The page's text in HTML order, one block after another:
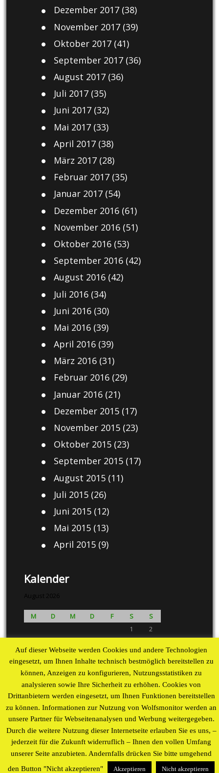
Dezember 2017(38)
November 2017(39)
Oktober 2017(41)
September 2017(36)
August 2017(36)
Juli 2017(35)
Juni 2017(32)
Mai 2017(33)
April 2017(38)
März 2017(28)
Februar 2017(35)
Januar 2017(54)
Dezember 2016(61)
November 2016(51)
Oktober 2016(53)
September 2016(42)
August 2016(42)
Juli 2016(34)
Juni 2016(30)
Mai 2016(39)
April 2016(39)
März 2016(31)
Februar 2016(29)
Januar 2016(21)
Dezember 2015(17)
November 2015(23)
Oktober 2015(23)
September 2015(17)
August 2015(11)
Juli 2015(26)
Juni 2015(12)
Mai 2015(13)
April 2015(9)
Kalender
August 2026
M D M D F S
S
1
2
10
11 12 13 14 15
16
23
31
Proudly powered by WordPresstheme byWP Blogs
Auf dieser Webseite werden Cookies und andere Technologien
eingesetzt, um Ihnen Inhalte technisch bestmöglich bereitstellen zu
können, Anzeigen zu konfigurieren, Nutzungsstatistiken zu
analysieren sowie Ihre Sicherheit zu erhöhen. Cookies von
Drittanbietern werden eingesetzt, um Ihnen Funktionen bereitstellen
zu können. Informationen zur Nutzung von Wolfsmonitor werden an
unsere Partner für Webseitenanalysen und Werbung weitergegeben.
Durch die weitere Nutzung dieser Internetseite erlauben Sie es uns, –
jederzeit für die Zukunft widerruflich – Ihnen den vollen Umfang
unserer Seite anzubieten. Andernfalls drücken Sie bitte umgehend
den Button "Nicht akzeptieren"
Akzeptieren Nicht akzeptieren